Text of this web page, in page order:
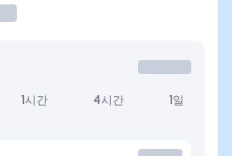
1시간 4시간 1일